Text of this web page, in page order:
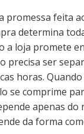
promessa feita
determina
a loja promete
precisa ser
horas.
se comprime
apenas do
da forma